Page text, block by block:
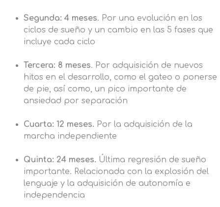
Segunda: 4 meses. Por una evolución en los
ciclos de sueño y un cambio en las 5 fases que
incluye cada ciclo
Tercera: 8 meses. Por adquisición de nuevos
hitos en el desarrollo, como el gateo o ponerse
de pie, así como, un pico importante de
ansiedad por separación
Cuarta: 12 meses. Por la adquisición de la
marcha independiente
Quinta: 24 meses. Última regresión de sueño
importante. Relacionada con la explosión del
lenguaje y la adquisición de autonomía e
independencia